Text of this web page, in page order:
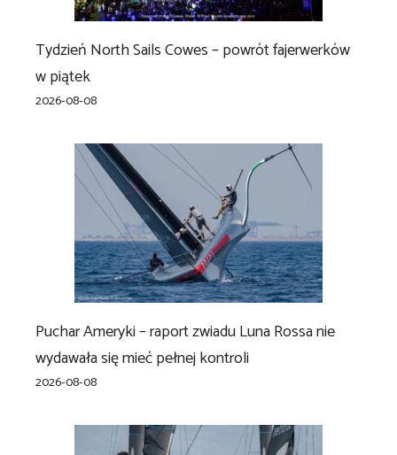
Tydzień North Sails Cowes – powrót fajerwerków
w piątek
2026-08-08
Puchar Ameryki – raport zwiadu Luna Rossa nie
wydawała się mieć pełnej kontroli
2026-08-08